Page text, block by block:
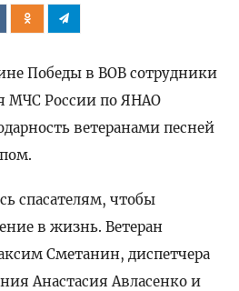
Победы в ВОВ сотрудники
МЧС России по ЯНАО
ветеранами песней
спасателям, чтобы
в жизнь. Ветеран
Сметанин, диспетчера
Анастасия Авласенко и